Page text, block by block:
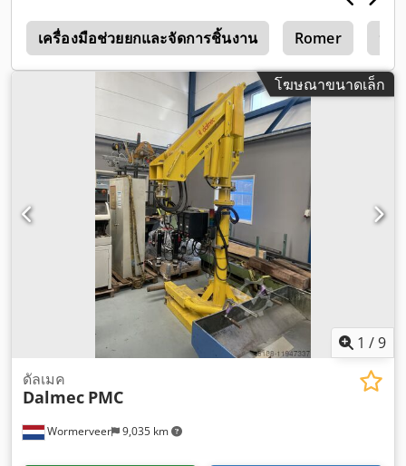
เครื่องมือช่วยยกและจัดการชิ้นงาน Romer
โฆษณาขนาดเล็ก
1 /9
Wormerveer 9,035 km
ดัลเมค
Dalmec PMC